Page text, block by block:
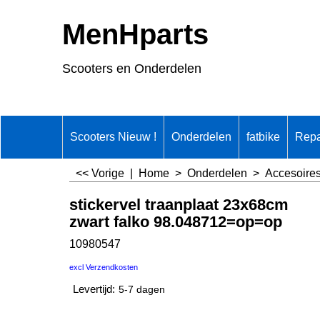
MenHparts
Scooters en Onderdelen
Scooters Nieuw ! Onderdelen fatbike
<< Vorige Home > Onderdelen >
stickervel traanplaat 23x68cm
zwart falko 98.048712=op=op
10980547
excl Verzendkosten
Levertijd: 5-7 dagen